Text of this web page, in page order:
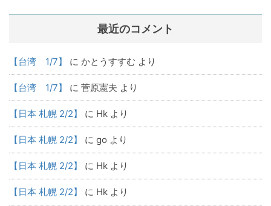
最近のコメント
【台湾 1/7】 に かとうすすむ より
【台湾 1/7】 に 菅原憲夫 より
【日本 札幌 2/2】 に Hk より
【日本 札幌 2/2】 に go より
【日本 札幌 2/2】 に Hk より
【日本 札幌 2/2】 に Hk より